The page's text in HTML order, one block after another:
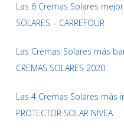
Las 6 Cremas Solares
SOLARES – CARREFOUR
Las Cremas Solares más
CREMAS SOLARES 2020
Las 4 Cremas Solares más
PROTECTOR SOLAR NIVEA